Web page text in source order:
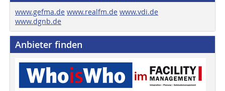
www.gefma.de www.realfm.de www.vdi.de
www.dgnb.de
Anbieter finden